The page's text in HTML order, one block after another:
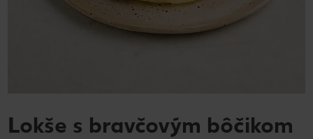
Lokše s bravčovým bôčikom